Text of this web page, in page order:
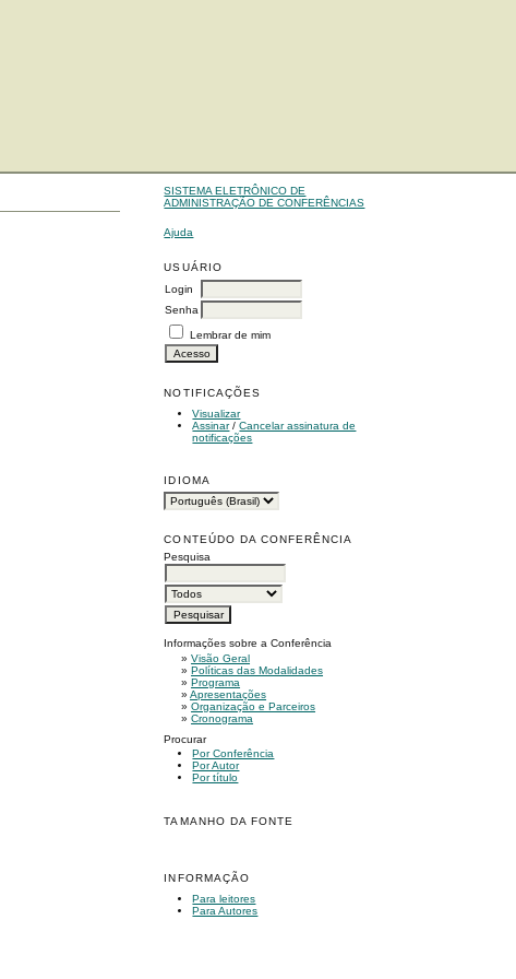
SISTEMA ELETRÔNICO DE
ADMINISTRAÇÃO DE CONFERÊNCIAS
Ajuda
USUÁRIO
Login
Senha
Lembrar de mim
NOTIFICAÇÕES
Visualizar
Assinar/Cancelar assinatura de
notificações
IDIOMA
CONTEÚDO DA CONFERÊNCIA
Pesquisa
Informações sobre a Conferência
»Visão Geral
»Políticas das Modalidades
»Programa
»Apresentações
»Organização e Parceiros
»Cronograma
Procurar
Por Conferência
Por Autor
Por título
TAMANHO DA FONTE
INFORMAÇÃO
Para leitores
Para Autores